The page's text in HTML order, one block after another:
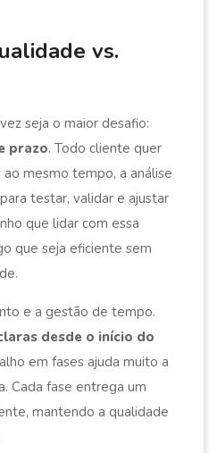
vs.
seja o maior desafio:
prazo. Todo cliente quer
mesmo tempo, a análise
testar, validar e ajustar
que lidar com essa
que seja eficiente sem
e a gestão de tempo.
desde o início do
em fases ajuda muito a
Cada fase entrega um
mantendo a qualidade